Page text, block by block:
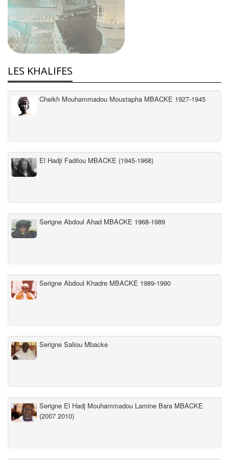
LES KHALIFES
Cheikh Mouhammadou Moustapha MBACKE 1927-1945
El Hadji Fadilou MBACKE (1945-1968)
Serigne Abdoul Ahad MBACKE 1968-1989
Serigne Abdoul Khadre MBACKE 1989-1990
Serigne Saliou Mbacke
Serigne El Hadj Mouhammadou Lamine Bara MBACKE
(2007 2010)